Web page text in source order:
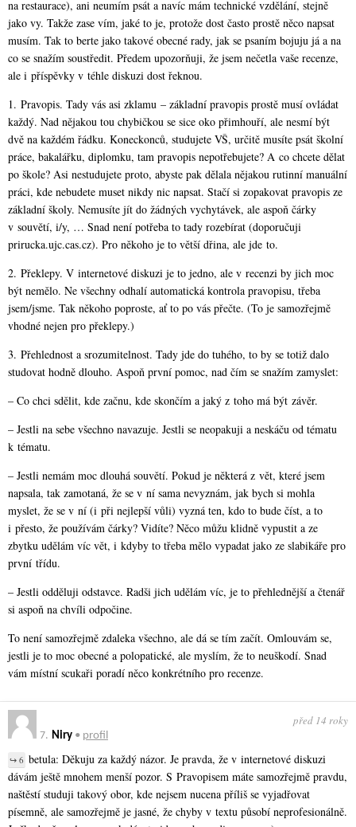
na restaurace), ani neumím psát a navíc mám technické vzdělání, stejně
jako vy. Takže zase vím, jaké to je, protože dost často prostě něco napsat
musím. Tak to berte jako takové obecné rady, jak se psaním bojuju já a na
co se snažím soustředit. Předem upozorňuji, že jsem nečetla vaše recenze,
ale i příspěvky v téhle diskuzi dost řeknou.
1. Pravopis. Tady vás asi zklamu – základní pravopis prostě musí ovládat
každý. Nad nějakou tou chybičkou se sice oko přimhouří, ale nesmí být
dvě na každém řádku. Koneckonců, studujete VŠ, určitě musíte psát školní
práce, bakalářku, diplomku, tam pravopis nepotřebujete? A co chcete dělat
po škole? Asi nestudujete proto, abyste pak dělala nějakou rutinní manuální
práci, kde nebudete muset nikdy nic napsat. Stačí si zopakovat pravopis ze
základní školy. Nemusíte jít do žádných vychytávek, ale aspoň čárky
v souvětí, i/y, … Snad není potřeba to tady rozebírat (doporučuji
prirucka.ujc.cas­.cz). Pro někoho je to větší dřina, ale jde to.
2. Překlepy. V internetové diskuzi je to jedno, ale v recenzi by jich moc
být nemělo. Ne všechny odhalí automatická kontrola pravopisu, třeba
jsem/jsme. Tak někoho poproste, ať to po vás přečte. (To je samozřejmě
vhodné nejen pro překlepy.)
3. Přehlednost a srozumitelnost. Tady jde do tuhého, to by se totiž dalo
studovat hodně dlouho. Aspoň první pomoc, nad čím se snažím zamyslet:
– Co chci sdělit, kde začnu, kde skončím a jaký z toho má být závěr.
– Jestli na sebe všechno navazuje. Jestli se neopakuji a neskáču od tématu
k tématu.
– Jestli nemám moc dlouhá souvětí. Pokud je některá z vět, které jsem
napsala, tak zamotaná, že se v ní sama nevyznám, jak bych si mohla
myslet, že se v ní (i při nejlepší vůli) vyzná ten, kdo to bude číst, a to
i přesto, že používám čárky? Vidíte? Něco můžu klidně vypustit a ze
zbytku udělám víc vět, i kdyby to třeba mělo vypadat jako ze slabikáře pro
první třídu.
– Jestli odděluji odstavce. Radši jich udělám víc, je to přehlednější a čtenář
si aspoň na chvíli odpočine.
To není samozřejmě zdaleka všechno, ale dá se tím začít. Omlouvám se,
jestli je to moc obecné a polopatické, ale myslím, že to neuškodí. Snad
vám místní scukaři poradí něco konkrétního pro recenze.
7. Niry • profil
před 14 roky
↪ 6 betula: Děkuju za každý názor. Je pravda, že v internetové diskuzi
dávám ještě mnohem menší pozor. S Pravopisem máte samozřejmě pravdu,
naštěstí studuji takový obor, kde nejsem nucena příliš se vyjadřovat
písemně, ale samozřejmě je jasné, že chyby v textu působí neprofesionálně.